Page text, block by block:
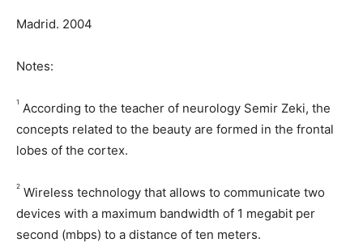
Madrid. 2004
Notes:
1 According to the teacher of neurology Semir Zeki, the
concepts related to the beauty are formed in the frontal
lobes of the cortex.
2 Wireless technology that allows to communicate two
devices with a maximum bandwidth of 1 megabit per
second (mbps) to a distance of ten meters.